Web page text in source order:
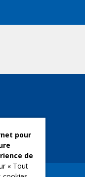
pour
de
« Tout